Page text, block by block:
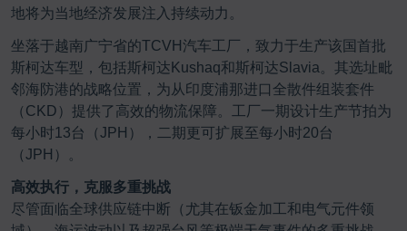
地将为当地经济发展注入持续动力。
坐落于越南广宁省的TCVH汽车工厂，致力于生产该国首批
斯柯达车型，包括斯柯达Kushaq和斯柯达Slavia。其选址毗
邻海防港的战略位置，为从印度浦那进口全散件组装套件
（CKD）提供了高效的物流保障。工厂一期设计生产节拍为
每小时13台（JPH），二期更可扩展至每小时20台
（JPH）。
高效执行，克服多重挑战
尽管面临全球供应链中断（尤其在钣金加工和电气元件领